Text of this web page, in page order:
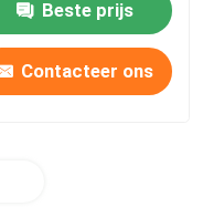
Beste prijs
Contacteer ons